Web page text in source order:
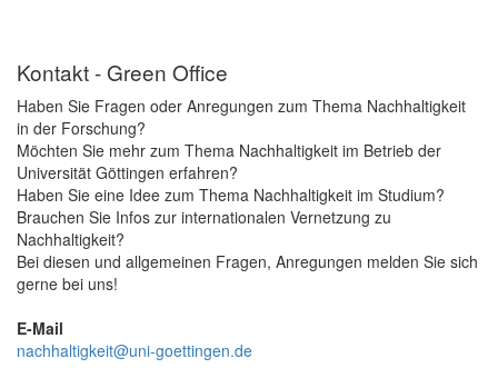
Kontakt - Green Office
Haben Sie Fragen oder Anregungen zum Thema Nachhaltigkeit
in der Forschung?
Möchten Sie mehr zum Thema Nachhaltigkeit im Betrieb der
Universität Göttingen erfahren?
Haben Sie eine Idee zum Thema Nachhaltigkeit im Studium?
Brauchen Sie Infos zur internationalen Vernetzung zu
Nachhaltigkeit?
Bei diesen und allgemeinen Fragen, Anregungen melden Sie sich
gerne bei uns!
E-Mail
nachhaltigkeit@uni-goettingen.de